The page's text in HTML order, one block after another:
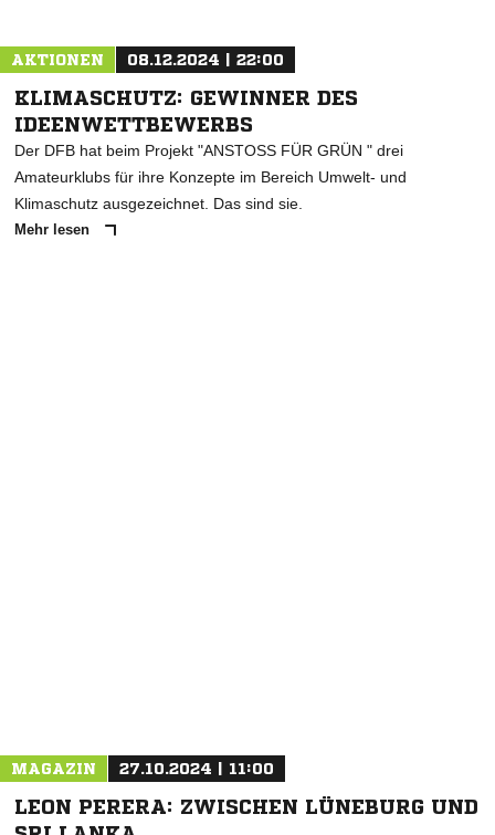
AKTIONEN 08.12.2024 | 22:00
KLIMASCHUTZ: GEWINNER DES
IDEENWETTBEWERBS
Der DFB hat beim Projekt "ANSTOSS FÜR GRÜN " drei
Amateurklubs für ihre Konzepte im Bereich Umwelt- und
Klimaschutz ausgezeichnet. Das sind sie.
Mehr lesen
MAGAZIN 27.10.2024 | 11:00
LEON PERERA: ZWISCHEN LÜNEBURG UND